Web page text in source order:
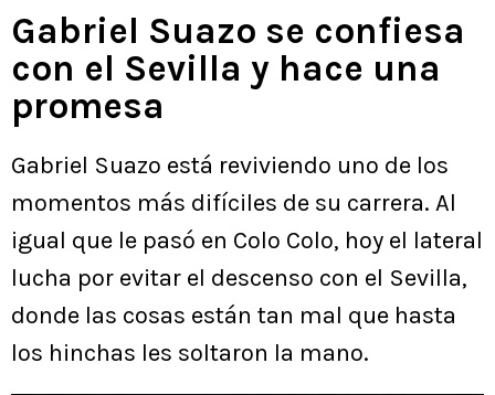
Gabriel Suazo se confiesa
con el Sevilla y hace una
promesa
Gabriel Suazo está reviviendo uno de los
momentos más difíciles de su carrera. Al
igual que le pasó en Colo Colo, hoy el lateral
lucha por evitar el descenso con el Sevilla,
donde las cosas están tan mal que hasta
los hinchas les soltaron la mano.